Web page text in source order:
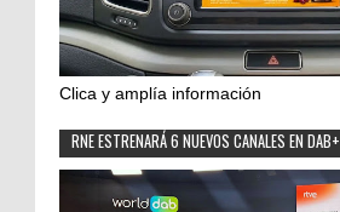
Clica y amplía información
RNE ESTRENARÁ 6 NUEVOS CANALES EN DAB+